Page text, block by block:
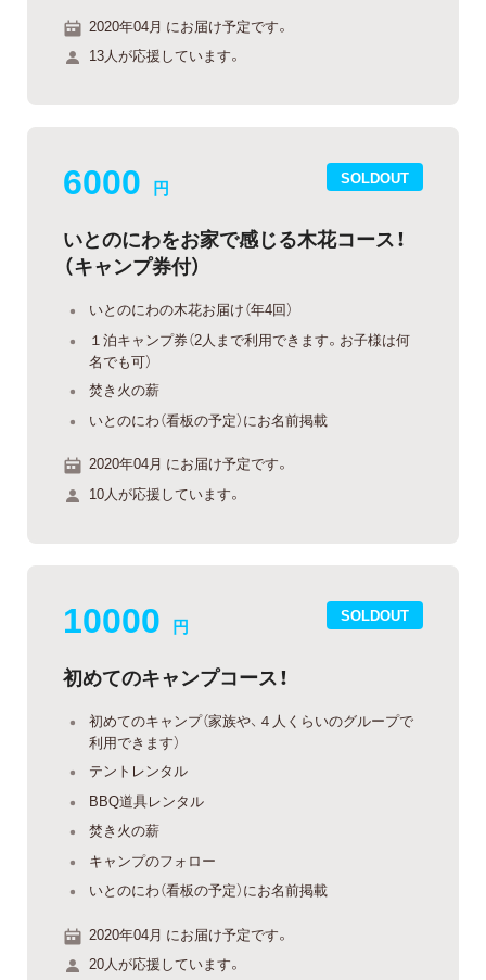
2020年04月 にお届け予定です。
13人が応援しています。
SOLDOUT
6000 円
いとのにわをお家で感じる木花コース！
（キャンプ券付）
いとのにわの木花お届け（年4回）
１泊キャンプ券（2人まで利用できます。お子様は何
名でも可）
焚き火の薪
いとのにわ（看板の予定）にお名前掲載
2020年04月 にお届け予定です。
10人が応援しています。
SOLDOUT
10000 円
初めてのキャンプコース！
初めてのキャンプ（家族や、４人くらいのグループで
利用できます）
テントレンタル
BBQ道具レンタル
焚き火の薪
キャンプのフォロー
いとのにわ（看板の予定）にお名前掲載
2020年04月 にお届け予定です。
20人が応援しています。